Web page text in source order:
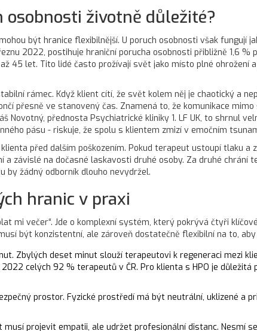
osobnosti životně důležité?
být hranice flexibilnější. U poruch osobnosti však fungují
2022, postihuje hraniční porucha osobnosti přibližně 1,6
45 let. Tito lidé často prožívají svět jako místo plné
rámec. Když klient cítí, že svět kolem něj je chaotický a
přesně ve stanovený čas. Znamená to, že komunikace
Novotný, přednosta Psychiatrické kliniky 1. LF UK, to shrnul
pásu - riskuje, že spolu s klientem zmizí v emočním
před dalším poškozením. Pokud terapeut ustoupí tlaku
závislé na dočasné laskavosti druhé osoby. Za druhé chrání
by žádný odborník dlouho nevydržel.
hranic v praxi
mi večer“. Jde o komplexní systém, který pokrývá čtyři
být konzistentní, ale zároveň dostatečně flexibilní na to,
Zbylých deset minut slouží terapeutovi k regeneraci mezi
celých 92 % terapeutů v ČR. Pro klienta s HPO je
prostor. Fyzické prostředí má být neutrální, uklizené a
musí projevit empatii, ale udržet profesionální distanc. Nesmí